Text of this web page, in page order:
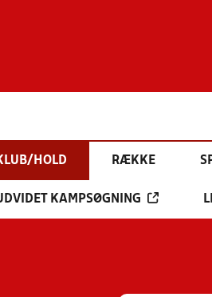
HOLD RÆKKE
KAMPSØGNING